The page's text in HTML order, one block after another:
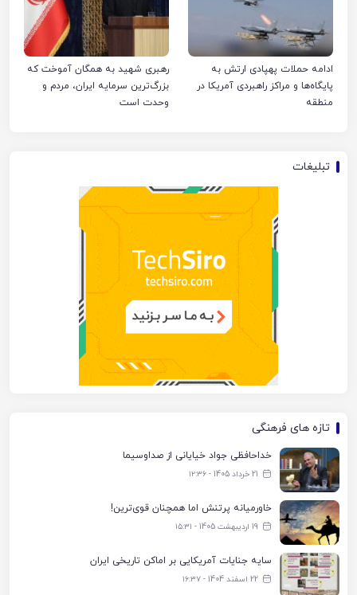
ادامه حملات پهپادی ارتش به
پایگاه‌ها و مراکز راهبردی آمریکا در
منطقه
رهبری شهید به همگان آموخت که
بزرگ‌ترین سرمایه ایران، مردم و
وحدت است
تبلیغات
تازه های فرهنگی
خداحافظی جواد خیایانی از صداوسیما
21 خرداد 1405 - ۱۲:۳۶
خاورمیانه پرتنش اما همچنان قوی‌ترین!
19 اردیبهشت 1405 - ۱۵:۳۱
سایه جنایات آمریکایی بر اماکن تاریخی ایران
22 اسفند 1404 - ۱۶:۳۷